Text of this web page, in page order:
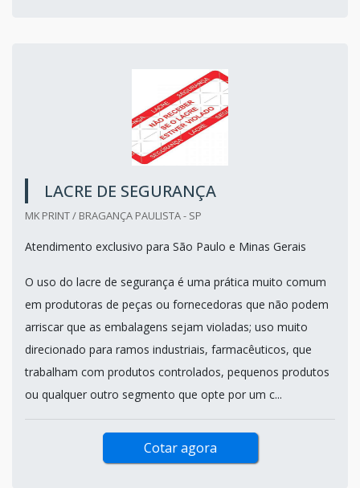
LACRE DE SEGURANÇA
MK PRINT / BRAGANÇA PAULISTA - SP
Atendimento exclusivo para São Paulo e Minas Gerais
O uso do lacre de segurança é uma prática muito comum
em produtoras de peças ou fornecedoras que não podem
arriscar que as embalagens sejam violadas; uso muito
direcionado para ramos industriais, farmacêuticos, que
trabalham com produtos controlados, pequenos produtos
ou qualquer outro segmento que opte por um c...
Cotar agora